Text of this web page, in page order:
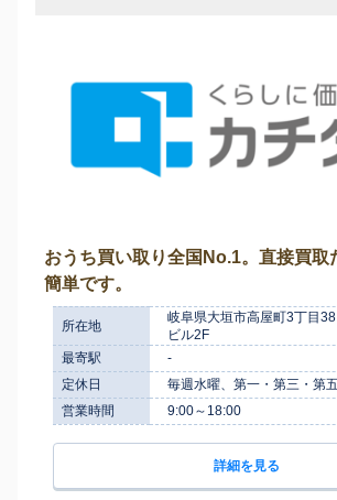
おうち買い取り全国No.1。直接買取
簡単です。
所在地
岐阜県大垣市高屋町3丁目
ビル2F
最寄駅
-
定休日
毎週水曜、第一・第三・第
営業時間
9:00～18:00
詳細を見る